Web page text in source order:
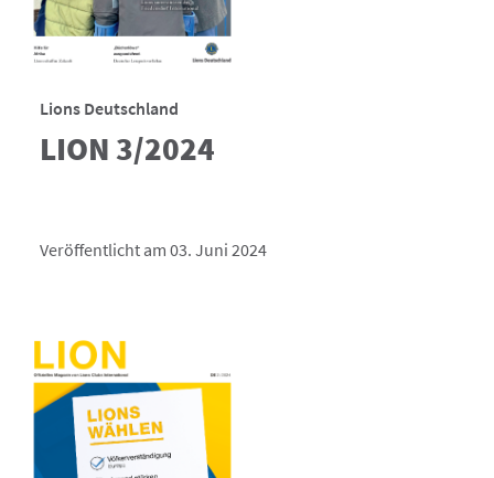
Lions Deutschland
LION 3/2024
Veröffentlicht am 03. Juni 2024